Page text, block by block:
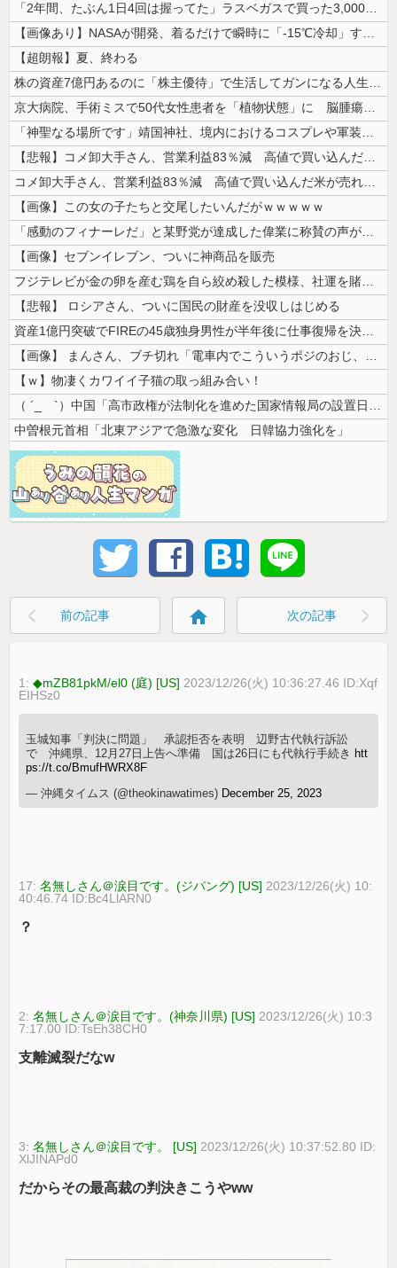
「2年間、たぶん1日4回は握ってた」ラスベガスで買った3,000円のキ...
【画像あり】NASAが開発、着るだけで瞬時に「-15℃冷却」する冷感ポ...
【超朗報】夏、終わる
株の資産7億円あるのに「株主優待」で生活してガンになる人生・・・
京大病院、手術ミスで50代女性患者を「植物状態」に 脳腫瘍摘出手術で腫...
「神聖なる場所です」靖国神社、境内におけるコスプレや軍装の禁止を発表
【悲報】コメ卸大手さん、営業利益83％減 高値で買い込んだ米が売れず「...
コメ卸大手さん、営業利益83％減 高値で買い込んだ米が売れず「損切り祭...
【画像】この女の子たちと交尾したいんだがｗｗｗｗｗ
「感動のフィナーレだ」と某野党が達成した偉業に称賛の声が殺到、なんかヒ...
【画像】セブンイレブン、ついに神商品を販売
フジテレビが金の卵を産む鶏を自ら絞め殺した模様、社運を賭けたドル箱コン...
【悲報】 ロシアさん、ついに国民の財産を没収しはじめる
資産1億円突破でFIREの45歳独身男性が半年後に仕事復帰を決意した「...
【画像】 まんさん、ブチ切れ「電車内でこういうポジのおじ、ガチでイラネ...
【ｗ】物凄くカワイイ子猫の取っ組み合い！
（ ´_ゝ`）中国「高市政権が法制化を進めた国家情報局の設置日が7月3...
中曽根元首相「北東アジアで急激な変化 日韓協力強化を」
前の記事 home 次の記事
1:◆mZB81pkM/el0 (庭) [US] 2023/12/26(火) 10:36:27.46 ID:Xqf
EIHSz0
玉城知事「判決に問題」 承認拒否を表明 辺野古代執行訴訟
で 沖縄県、12月27日上告へ準備 国は26日にも代執行手続き htt
ps://t.co/BmufHWRX8F
— 沖縄タイムス (@theokinawatimes) December 25, 2023
17:名無しさん＠涙目です。(ジパング) [US] 2023/12/26(火) 10:
40:46.74 ID:Bc4LlARN0
？
2:名無しさん＠涙目です。(神奈川県) [US] 2023/12/26(火) 10:3
7:17.00 ID:TsEh38CH0
支離滅裂だなw
3:名無しさん＠涙目です。 [US] 2023/12/26(火) 10:37:52.80 ID:
XlJINAPd0
だからその最高裁の判決きこうやww